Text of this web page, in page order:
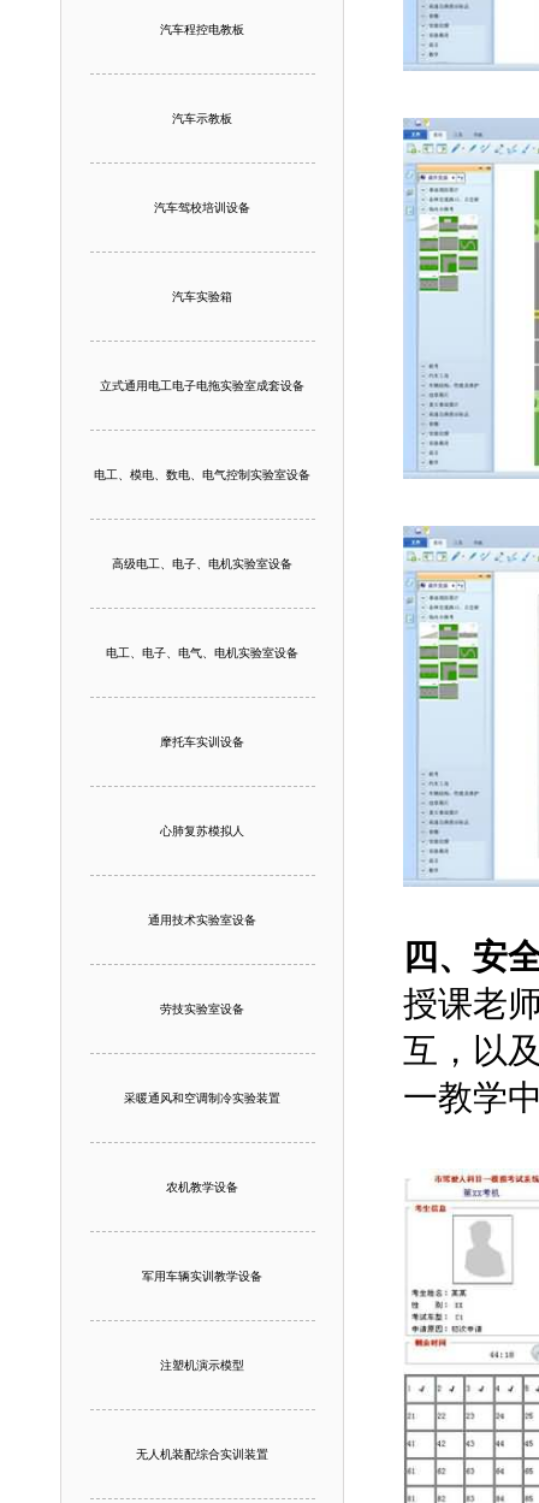
汽车程控电教板
汽车示教板
汽车驾校培训设备
汽车实验箱
立式通用电工电子电拖实验室成套设备
电工、模电、数电、电气控制实验室设备
高级电工、电子、电机实验室设备
电工、电子、电气、电机实验室设备
摩托车实训设备
心肺复苏模拟人
通用技术实验室设备
劳技实验室设备
采暖通风和空调制冷实验装置
农机教学设备
军用车辆实训教学设备
注塑机演示模型
无人机装配综合实训装置
四、安
授课老
互，以
一教学